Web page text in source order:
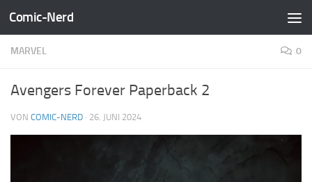
Zum Inhalt springen
Comic-Nerd
MARVEL 0
Avengers Forever Paperback 2
VON COMIC-NERD · 26. JUNI 2024